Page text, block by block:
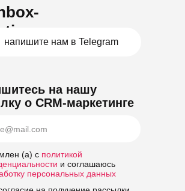
на нашу
о CRM-маркетинге
(а) с политикой
и соглашаюсь
персональных данных
напишите нам в Telegram